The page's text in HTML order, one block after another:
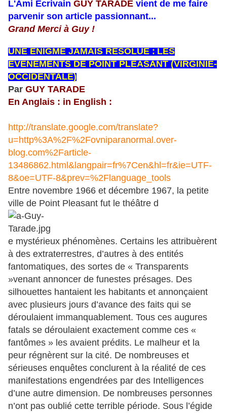
L'Ami Ecrivain GUY TARADE vient de me faire
parvenir son article passionnant...
Grand Merci à Guy !
UNE ENIGME JAMAIS RESOLUE : LES
EVENEMENTS DE POINT PLEASANT (VIRGINIE-
OCCIDENTALE)
Par GUY TARADE
En Anglais : in English :
http://translate.google.com/translate?
u=http%3A%2F%2Fovniparanormal.over-
blog.com%2Farticle-
13486862.html&langpair=fr%7Cen&hl=fr&ie=UTF-
8&oe=UTF-8&prev=%2Flanguage_tools
Entre novembre 1966 et décembre 1967, la petite
ville de Point Pleasant fut le théâtre d
e mystérieux phénomènes. Certains les attribuèrent
à des extraterrestres, d’autres à des entités
fantomatiques, des sortes de « Transparents
»venant annoncer de funestes présages. Des
silhouettes hantaient les habitants et annonçaient
avec plusieurs jours d’avance des faits qui se
déroulaient immanquablement. Tous ces augures
fatals se déroulaient exactement comme ces «
fantômes » les avaient prédits. Le malheur et la
peur régnèrent sur la cité. De nombreuses et
sérieuses enquêtes conclurent à la réalité de ces
manifestations engendrées par des Intelligences
d’une autre dimension. De nombreuses personnes
n’ont pas oublié cette terrible période. Sous l’égide